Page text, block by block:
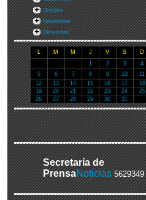
Octubre
Noviembre
Diciembre
L M M J V S
D
1
2 3
4
5
6 7 8 9 10
11
12
13 14 15 16 17
18
19
20 21 22 23 24
25
26
27 28 29 30 31
Secretaría de
PrensaNoticias 5629349